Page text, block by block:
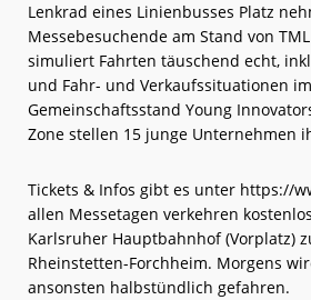
Lenkrad eines Linienbusses Platz
Messebesuchende am Stand von
simuliert Fahrten täuschend echt,
und Fahr- und Verkaufssituationen
Gemeinschaftsstand Young
Zone stellen 15 junge Unternehmen
Tickets & Infos gibt es unter https://
allen Messetagen verkehren
Karlsruher Hauptbahnhof (Vorplatz)
Rheinstetten-Forchheim. Morgens
ansonsten halbstündlich gefahren.